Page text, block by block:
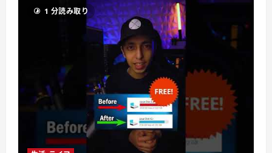
1 分読み取り